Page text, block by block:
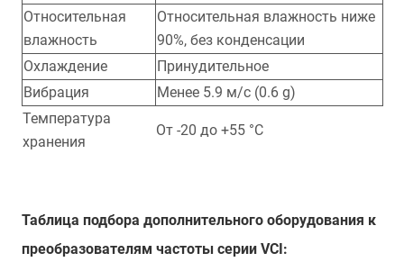
Относительная
влажность
Относительная влажность ниже
90%, без конденсации
Охлаждение
Принудительное
Вибрация
Менее 5.9 м/с (0.6 g)
Температура
хранения
От -20 до +55 °С
Таблица подбора дополнительного оборудования к
преобразователям частоты серии VCI: